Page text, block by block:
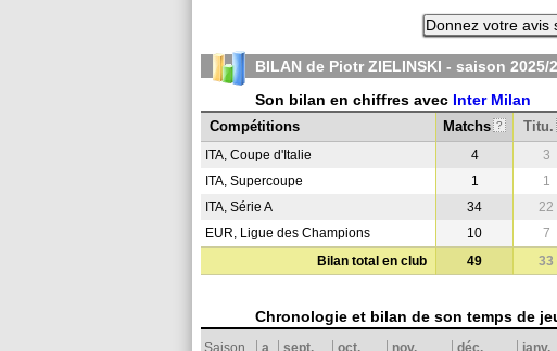
Donnez votre avis
BILAN de Piotr ZIELINSKI - saison 2025/
Son bilan en chiffres avec Inter Milan
Compétitions
Matchs ? Titu.
ITA, Coupe d'Italie 4 3
ITA, Supercoupe
1 1
ITA, Série A
34 22
EUR, Ligue des Champions
10 7
Bilan total en club
49 33
Chronologie et bilan de son temps de
Saison a sept. oct. nov. déc. janv.